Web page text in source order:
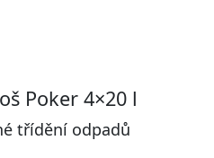
Poker 4×20 l
třídění odpadů